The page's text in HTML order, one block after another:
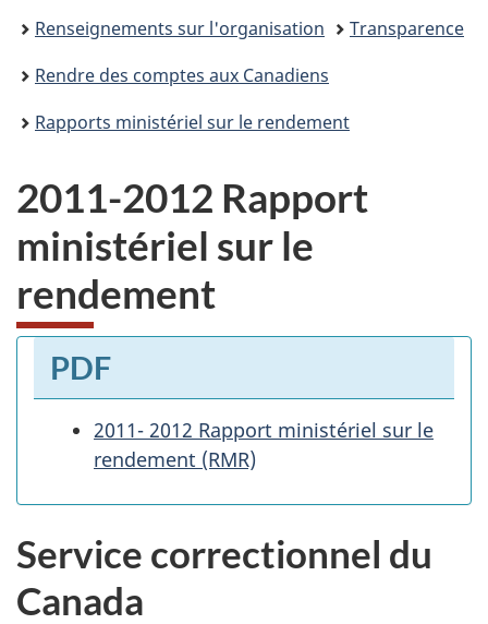
êtes
ici :
Renseignements sur l'organisation
Transparence
Rendre des comptes aux Canadiens
Rapports ministériel sur le rendement
2011-2012 Rapport
ministériel sur le
rendement
PDF
2011- 2012 Rapport ministériel sur le
rendement (RMR)
Service correctionnel du
Canada